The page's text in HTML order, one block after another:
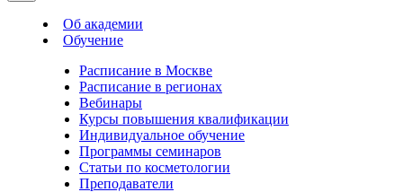
Об академии
Обучение
Расписание в Москве
Расписание в регионах
Вебинары
Курсы повышения квалификации
Индивидуальное обучение
Программы семинаров
Статьи по косметологии
Преподаватели